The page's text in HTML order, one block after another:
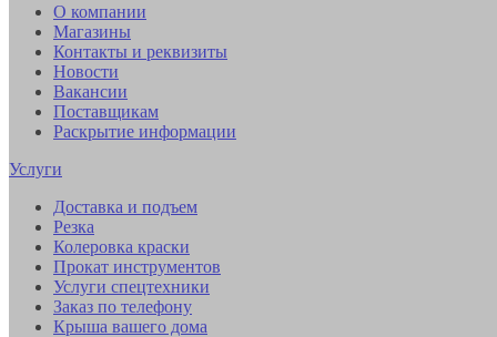
О компании
Магазины
Контакты и реквизиты
Новости
Вакансии
Поставщикам
Раскрытие информации
Услуги
Доставка и подъем
Резка
Колеровка краски
Прокат инструментов
Услуги спецтехники
Заказ по телефону
Крыша вашего дома